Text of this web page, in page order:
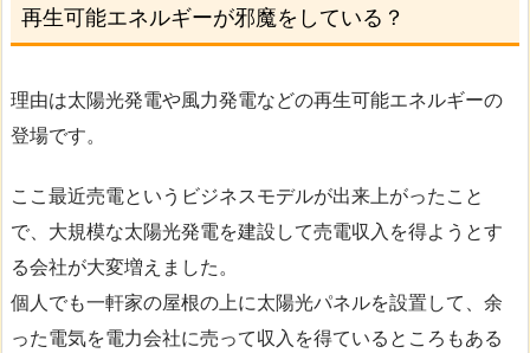
再生可能エネルギーが邪魔をしている？
理由は太陽光発電や風力発電などの再生可能エネルギーの
登場です。
ここ最近売電というビジネスモデルが出来上がったこと
で、大規模な太陽光発電を建設して売電収入を得ようとす
る会社が大変増えました。
個人でも一軒家の屋根の上に太陽光パネルを設置して、余
った電気を電力会社に売って収入を得ているところもある